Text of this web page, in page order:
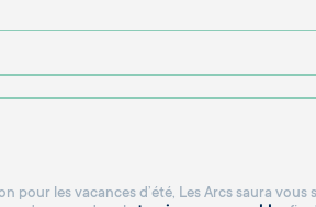
pour les vacances d’été, Les Arcs saura vous